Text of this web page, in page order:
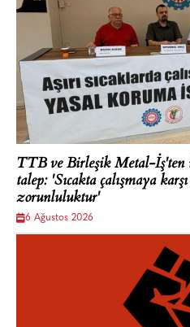
TTB ve Birleşik Metal-
talep: 'Sıcakta çalışmaya
zorunluluktur'
6 Ağustos 2026